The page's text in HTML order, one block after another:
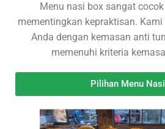
Menu nasi box sangat
mementingkan kepraktisan.
Anda dengan kemasan anti
memenuhi kriteria
Pilihan Menu